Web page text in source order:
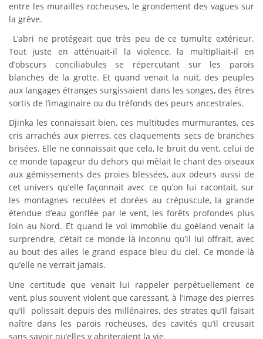
entre les murailles rocheuses, le grondement des vagues sur
la grève.
L’abri ne protégeait que très peu de ce tumulte extérieur.
Tout juste en atténuait-il la violence, la multipliait-il en
d’obscurs conciliabules se répercutant sur les parois
blanches de la grotte. Et quand venait la nuit, des peuples
aux langages étranges surgissaient dans les songes, des êtres
sortis de l’imaginaire ou du tréfonds des peurs ancestrales.
Djinka les connaissait bien, ces multitudes murmurantes, ces
cris arrachés aux pierres, ces claquements secs de branches
brisées. Elle ne connaissait que cela, le bruit du vent, celui de
ce monde tapageur du dehors qui mêlait le chant des oiseaux
aux gémissements des proies blessées, aux odeurs aussi de
cet univers qu’elle façonnait avec ce qu’on lui racontait, sur
les montagnes reculées et dorées au crépuscule, la grande
étendue d’eau gonflée par le vent, les forêts profondes plus
loin au Nord. Et quand le vol immobile du goéland venait la
surprendre, c’était ce monde là inconnu qu’il lui offrait, avec
au bout des ailes le grand espace bleu du ciel. Ce monde-là
qu’elle ne verrait jamais.
Une certitude que venait lui rappeler perpétuellement ce
vent, plus souvent violent que caressant, à l’image des pierres
qu’il polissait depuis des millénaires, des strates qu’il faisait
naître dans les parois rocheuses, des cavités qu’il creusait
sans savoir qu’elles y abriteraient la vie.